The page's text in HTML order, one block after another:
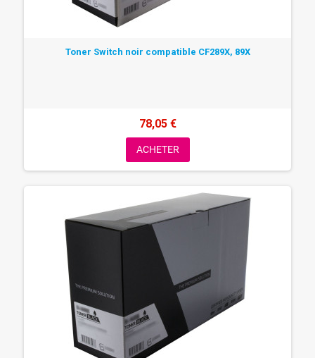
Toner Switch noir compatible CF289X, 89X
78,05 €
ACHETER